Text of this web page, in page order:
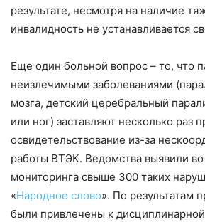
результате, несмотря на наличие
инвалидность не устанавливается
Еще один больной вопрос – то, что
неизлечимыми заболеваниями
мозга, детский церебральный
или ног) заставляют несколько раз
освидетельствование из-за
работы ВТЭК. Ведомства выявили
мониторинга свыше 300 таких
«Народное слово». По результатам
были привлечены к